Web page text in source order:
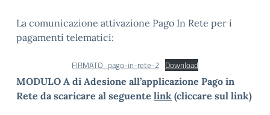
La comunicazione attivazione Pago In Rete per i
pagamenti telematici:
FIRMATO_pago-in-rete-2 Download
MODULO A di Adesione all’applicazione Pago in
Rete da scaricare al seguente link (cliccare sul link)